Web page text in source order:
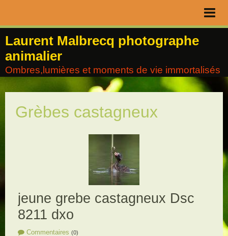
Page d'accueil
Livre d'or
Contact
Album
Agenda
Laurent Malbrecq photographe
animalier
Ombres,lumières et moments de vie immortalisés
Grèbes castagneux
jeune grebe castagneux Dsc
8211 dxo
Commentaires (0)